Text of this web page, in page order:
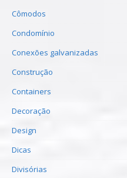
Cômodos
Condomínio
Conexões galvanizadas
Construção
Containers
Decoração
Design
Dicas
Divisórias